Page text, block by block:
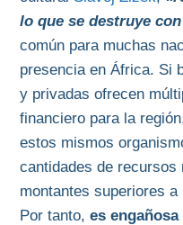
lo que se destruye
común para muchas
presencia en África. Si
y privadas ofrecen
financiero para la
estos mismos
cantidades de
montantes superiores
Por tanto,es